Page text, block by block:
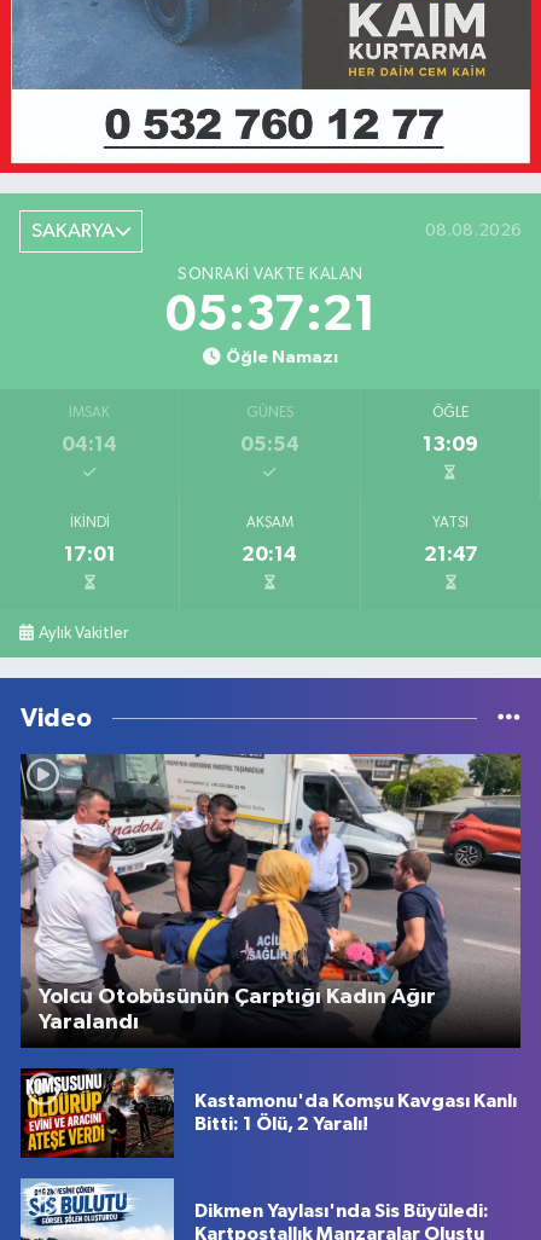
SAKARYA 08.08.2026
SONRAKI VAKTE KALAN
05:37:21
Öğle Namazı
İMSAK
04:14
GÜNEŞ
05:54
ÖĞLE
13:09
İKINDI
17:01
AKŞAM
20:14
YATSI
21:47
Aylık Vakitler
Video
Yolcu Otobüsünün Çarptığı Kadın Ağır
Yaralandı
Kastamonu'da Komşu Kavgası Kanlı
Bitti: 1 Ölü, 2 Yaralı!
Dikmen Yaylası'nda Sis Büyüledi:
Kartpostallık Manzaralar Oluştu